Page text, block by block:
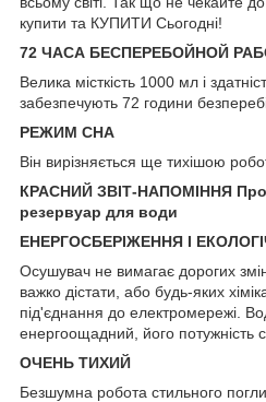
купити та КУПИТИ Сьогодні!
72 ЧАСА БЕСПЕРЕБОЙНОЙ
Велика місткість 1000 мл і
забезпечують 72 години
РЕЖИМ СНА
Він вирізняється ще тихішою
КРАСНИЙ ЗВІТ-НАПОМІННЯ Про
резервуар для води
ЕНЕРГОСБЕРІЖЕННЯ І
Осушувач не вимагає дорогих
важко дістати, або будь-яких
під'єднання до електромережі.
енергоощадний, його потужність
ОЧЕНЬ ТИХИЙ
Безшумна робота стильного